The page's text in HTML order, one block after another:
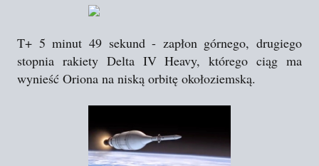
T+ 5 minut 49 sekund - zapłon górnego, drugiego
stopnia rakiety Delta IV Heavy, którego ciąg ma
wynieść Oriona na niską orbitę okołoziemską.